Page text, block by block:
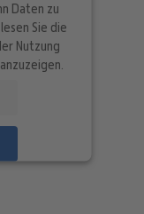
Daten zu
Sie die
Nutzung